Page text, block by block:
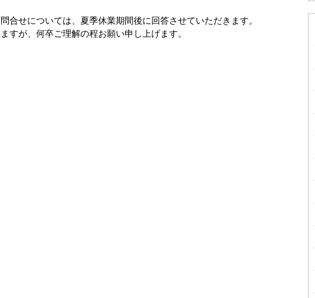
合せについては、夏季休業期間後に回答させていただきます。
すが、何卒ご理解の程お願い申し上げます。